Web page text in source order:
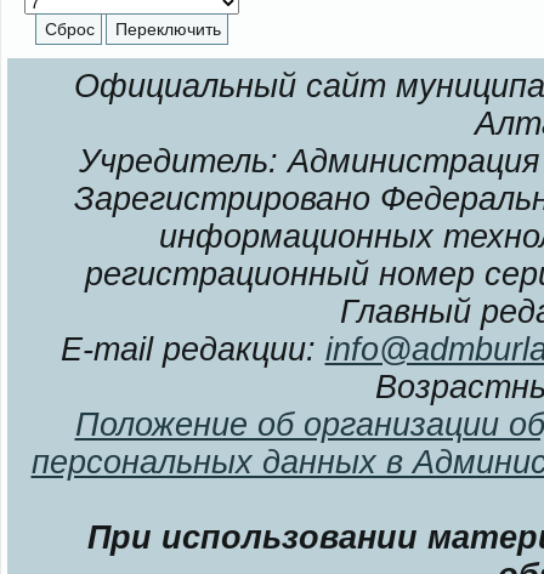
Официальный сайт
Учредитель: Администрация
Зарегистрировано
информационных
регистрационный номер
Главный
E-mail редакции:
Положение об организации
персональных данных в
При использовании